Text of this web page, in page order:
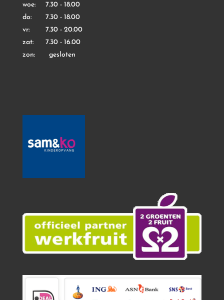
woe: 7.30 - 18.00
do: 7.30 - 18.00
vr: 7.30 - 20.00
zat: 7.30 - 16.00
zon: gesloten